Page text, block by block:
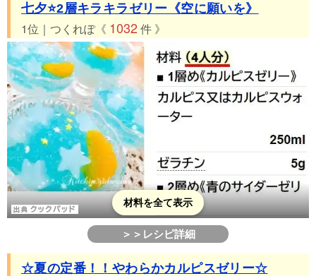
七夕⭐️2層キラキラゼリー《空に願いを》
1位｜つくれぽ《 1032 件 》
材料を全て表示
＞＞レシピ詳細
☆夏の定番！！やわらかカルピスゼリー☆